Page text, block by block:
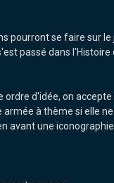
pourront se faire sur
passé dans l'Histoire
ordre d'idée, on
armée à thème si elle
avant une